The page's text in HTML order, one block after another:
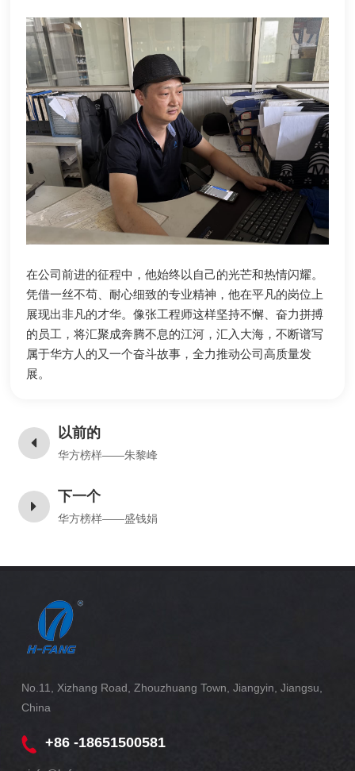
在公司前进的征程中，他始终以自己的光芒和热情闪耀。
凭借一丝不苟、耐心细致的专业精神，他在平凡的岗位上
展现出非凡的才华。像张工程师这样坚持不懈、奋力拼搏
的员工，将汇聚成奔腾不息的江河，汇入大海，不断谱写
属于华方人的又一个奋斗故事，全力推动公司高质量发
展。
以前的
华方榜样——朱黎峰
下一个
华方榜样——盛钱娟
No.11, Xizhang Road, Zhouzhuang Town, Jiangyin, Jiangsu,
China
+86 -18651500581